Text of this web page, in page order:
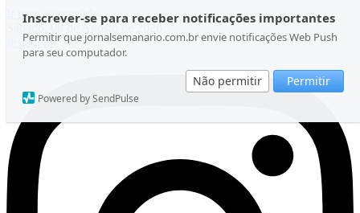
Inscrever-se para receber notificações importantes
Permitir que jornalsemanario.com.br envie notificações Web Push
para seu computador.
Não permitir Permitir
Powered by SendPulse
Ir para o conteúdo
Sábado, 08 de Agosto de 2026
Instagram